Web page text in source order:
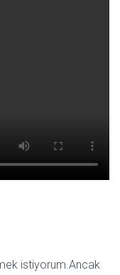
istiyorum.Ancak